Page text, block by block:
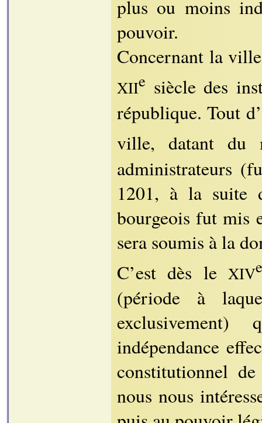
plus ou moins
pouvoir.
Concernant la
XIIe siècle des
république. Tout
ville, datant
administrateurs
1201, à la suite
bourgeois fut mis
sera soumis à la
C’est dès le XIVe
(période à
indépendance
constitutionnel
nous nous